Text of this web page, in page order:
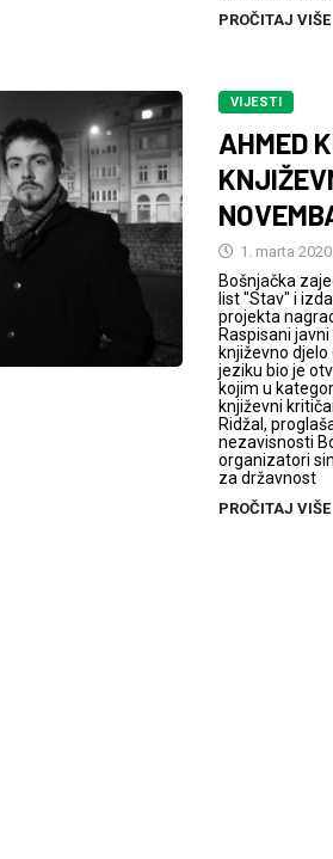
PROČITAJ VIŠE
VIJESTI
AHMED
1. marta 2020.
Bošnjačka
list "Stav" i
projekta
Raspisani
književno
jeziku bio je
kojim u
književni
Ridžal,
nezavisnosti
organizatori
za državnost
PROČITAJ VIŠE